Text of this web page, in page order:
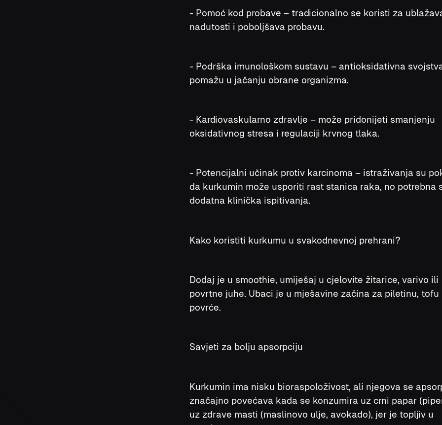
- Pomoć kod probave – tradicionalno se koristi za
nadutosti i poboljšava probavu.
- Podrška imunološkom sustavu – antioksidativna
pomažu u jačanju obrane organizma.
- Kardiovaskularno zdravlje – može pridonijeti smanjenju
oksidativnog stresa i regulaciji krvnog tlaka.
- Potencijalni učinak protiv karcinoma – istraživanja su
da kurkumin može usporiti rast stanica raka, no potrebna
dodatna klinička ispitivanja.
Kako koristiti kurkumu u svakodnevnoj prehrani?
Dodaj je u smoothie, umiješaj u cjelovite žitarice, varivo ili
povrtne juhe. Ubaci je u mješavine začina za piletinu, tofu
povrće.
Savjeti za bolju apsorpciju
Kurkumin ima nisku bioraspoloživost, ali njegova se
značajno povećava kada se konzumira uz crni papar
uz zdrave masti (maslinovo ulje, avokado), jer je topljiv u